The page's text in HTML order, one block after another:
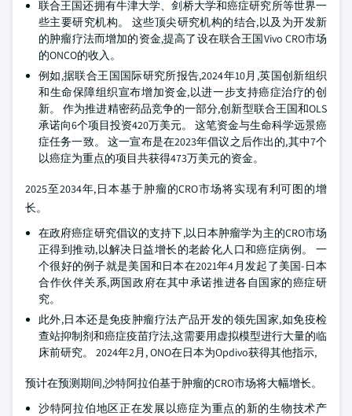
联合王国还拥有牛津大学、剑桥大学和癌症研究所等世界一
些主要研究机构。 这些顶尖研究机构的结合,以及为开发新
的肿瘤疗法而增加的资金,提高了设在联合王国Vivo CRO市场
的ONCO的收入。
例如,据联合王国国际研究所报告,2024年10月,英国创新组织
和生命保障组织宣布增加资金,以进一步支持癌症治疗的创
新。 作为推进精密药品竞争的一部分,创新型联合王国和OLS
承诺向6个项目投资420万美元。 这笔资金与生命科学远景癌
症任务一致。 这一宣布是在2023年倡议之后作出的,其中7个
以癌症为重点的项目共获得473万美元的资金。
2025至2034年,日本基于肿瘤的CRO市场将实现有利可图的增
长。
在政府癌症研究倡议的支持下,以日本肿瘤学为主的CRO市场
正得到推动,以解决日益增长的老龄化人口和癌症病例。 一
个很好的例子就是美国和日本在2021年4月发起了美国-日本
合作伙伴关系,两国政府在其中承诺推进各自国家的癌症研
究。
此外,日本还是免疫肿瘤疗法产品开发的领先国家,如免疫检
查站抑制剂和癌症疫苗疗法,这需要用虚拟模型进行大量的临
床前研究。 2024年2月, ONO在日本为Opdivo获得其他指示,
预计在预测期间,沙特阿拉伯基于肿瘤的CRO市场将大幅增长。
沙特阿拉伯地区正在发展以癌症为重点的新的生物技术产